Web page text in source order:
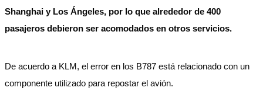
Shanghai y Los Ángeles, por lo que alrededor de 400
pasajeros debieron ser acomodados en otros servicios.
De acuerdo a KLM, el error en los B787 está relacionado con un
componente utilizado para repostar el avión.